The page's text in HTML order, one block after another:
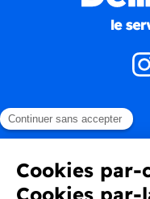
En savoir plus